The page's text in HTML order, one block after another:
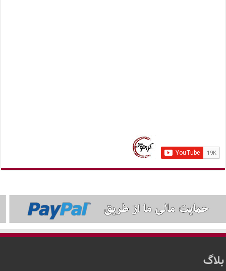
بلاگ